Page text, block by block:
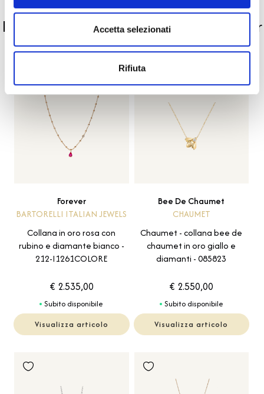
Accetta selezionati
Rifiuta
PRODOTTI SIMILI
La nostra selezione di prodotti scelti per
te
Forever
BARTORELLI ITALIAN JEWELS
Collana in oro rosa con
rubino e diamante bianco -
212-I1261COLORE
€ 2.535,00
Subito disponibile
Visualizza articolo
Bee De Chaumet
CHAUMET
Chaumet - collana bee de
chaumet in oro giallo e
diamanti - 085823
€ 2.550,00
Subito disponibile
Visualizza articolo